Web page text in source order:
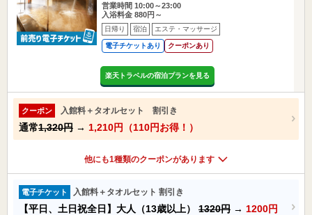
営業時間 10:00～23:00
入浴料金 880円～
日帰り 宿泊 エステ・マッサージ
電子チケットあり クーポンあり
楽天トラベルの宿泊プランを見る
クーポン 入館料＋タオルセット 割引き
通常1,320円 → 1,210円（110円お得！）
他にも1種類のクーポンがあります
電子チケット 入館料＋タオルセット 割引き
【平日、土日祝全日】大人（13歳以上） 1320円 → 1200円